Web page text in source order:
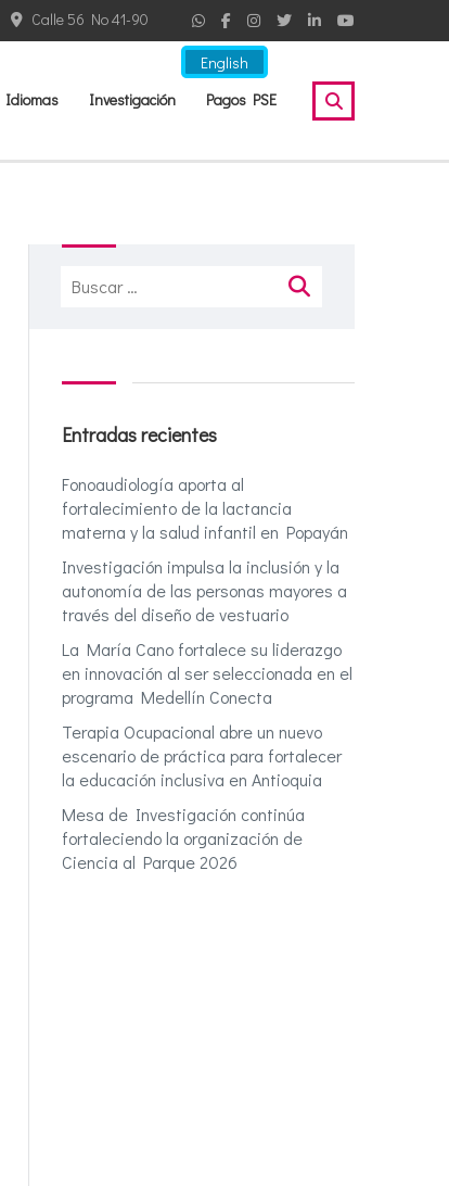
English
Calle 56 No 41-90
Idiomas Investigación Pagos PSE
Buscar:
Entradas recientes
Fonoaudiología aporta al
fortalecimiento de la lactancia
materna y la salud infantil en Popayán
Investigación impulsa la inclusión y la
autonomía de las personas mayores a
través del diseño de vestuario
La María Cano fortalece su liderazgo
en innovación al ser seleccionada en el
programa Medellín Conecta
Terapia Ocupacional abre un nuevo
escenario de práctica para fortalecer
la educación inclusiva en Antioquia
Mesa de Investigación continúa
fortaleciendo la organización de
Ciencia al Parque 2026